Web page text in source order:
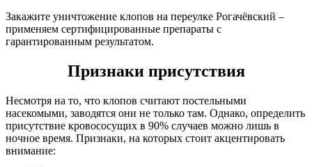
Закажите уничтожение клопов на переулке Рогачёвский –
применяем сертифицированные препараты с
гарантированным результатом.
Признаки присутствия
Несмотря на то, что клопов считают постельными
насекомыми, заводятся они не только там. Однако, определить
присутствие кровососущих в 90% случаев можно лишь в
ночное время. Признаки, на которых стоит акцентировать
внимание: